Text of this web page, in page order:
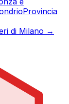
Provincia
di Milano →